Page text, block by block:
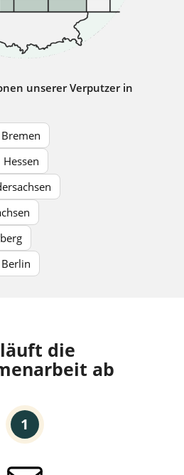
unserer Verputzer in
Bremen
Hessen
Berlin
läuft die
ab
1